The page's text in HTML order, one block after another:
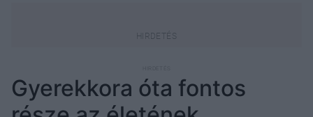
Gyerekkora óta fontos